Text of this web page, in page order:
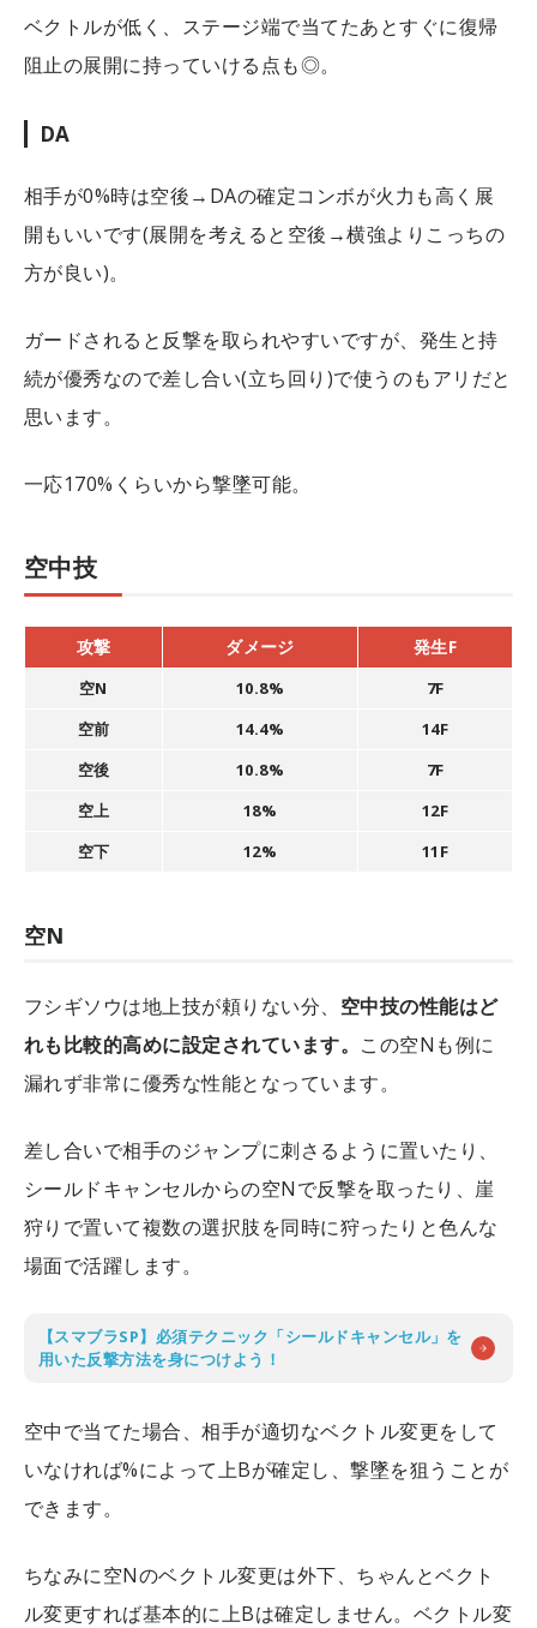
ベクトルが低く、ステージ端で当てたあとすぐに復帰
阻止の展開に持っていける点も◎。
DA
相手が0%時は空後→DAの確定コンボが火力も高く展
開もいいです(展開を考えると空後→横強よりこっちの
方が良い)。
ガードされると反撃を取られやすいですが、発生と持
続が優秀なので差し合い(立ち回り)で使うのもアリだと
思います。
一応170%くらいから撃墜可能。
空中技
攻撃 ダメージ 発生F
空N 10.8%
7F
空前
14.4%
14F
空後
10.8%
7F
空上
18%
12F
空下
12% 11F
空N
フシギソウは地上技が頼りない分、 空中技の性能はど
れも比較的高めに設定されています。 この空Nも例に
漏れず非常に優秀な性能となっています。
差し合いで相手のジャンプに刺さるように置いたり、
シールドキャンセルからの空Nで反撃を取ったり、崖
狩りで置いて複数の選択肢を同時に狩ったりと色んな
場面で活躍します。
【スマブラSP】必須テクニック「シールドキャンセル」を
用いた反撃方法を身につけよう！
空中で当てた場合、相手が適切なベクトル変更をして
いなければ%によって上Bが確定し、撃墜を狙うことが
できます。
ちなみに空Nのベクトル変更は外下、ちゃんとベクト
ル変更すれば基本的に上Bは確定しません。ベクトル変